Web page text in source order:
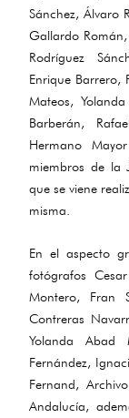
Sánchez, Álvaro
Gallardo
Rodríguez
Enrique Barrero,
Mateos,
Barberán,
Hermano
miembros de la
que se viene
misma.
En el aspecto
fotógrafos Cesar
Montero, Fran
Contreras
Yolanda Abad
Fernández,
Fernand,
Andalucía,